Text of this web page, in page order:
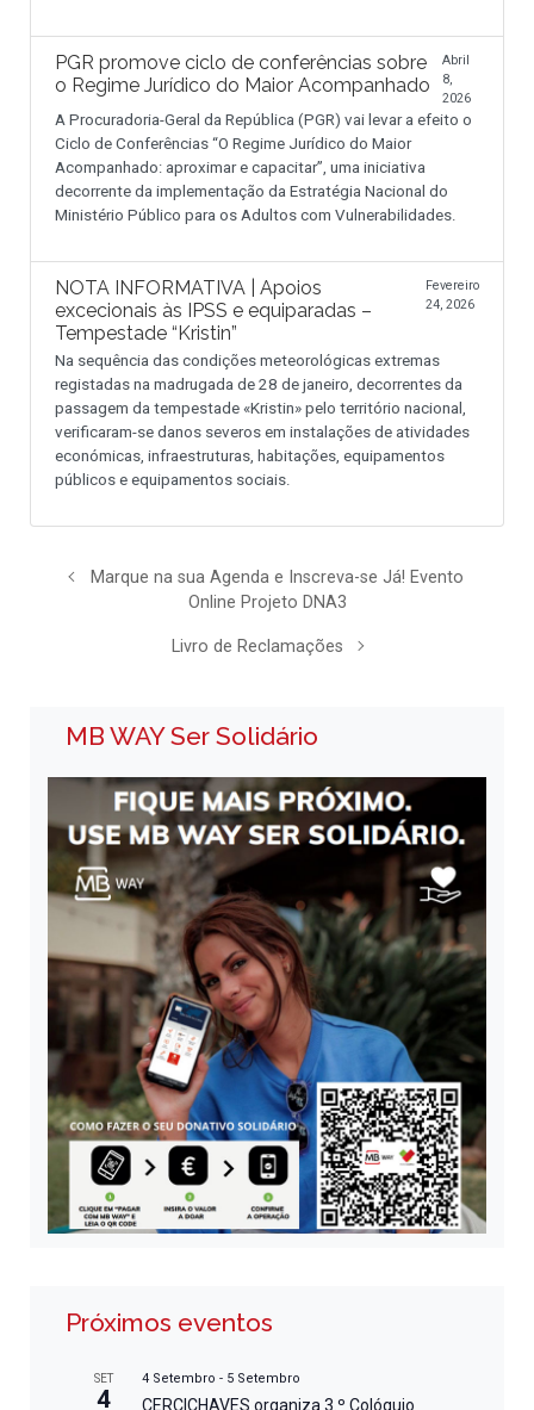
PGR promove ciclo de conferências sobre
o Regime Jurídico do Maior Acompanhado
Abril
8,
2026
A Procuradoria-Geral da República (PGR) vai levar a efeito o
Ciclo de Conferências “O Regime Jurídico do Maior
Acompanhado: aproximar e capacitar”, uma iniciativa
decorrente da implementação da Estratégia Nacional do
Ministério Público para os Adultos com Vulnerabilidades.
NOTA INFORMATIVA | Apoios
excecionais às IPSS e equiparadas –
Tempestade “Kristin”
Fevereiro
24, 2026
Na sequência das condições meteorológicas extremas
registadas na madrugada de 28 de janeiro, decorrentes da
passagem da tempestade «Kristin» pelo território nacional,
verificaram-se danos severos em instalações de atividades
económicas, infraestruturas, habitações, equipamentos
públicos e equipamentos sociais.
Marque na sua Agenda e Inscreva-se Já! Evento
Online Projeto DNA3
Livro de Reclamações
MB WAY Ser Solidário
Próximos eventos
SET
4
4 Setembro - 5 Setembro
CERCICHAVES organiza 3.º Colóquio